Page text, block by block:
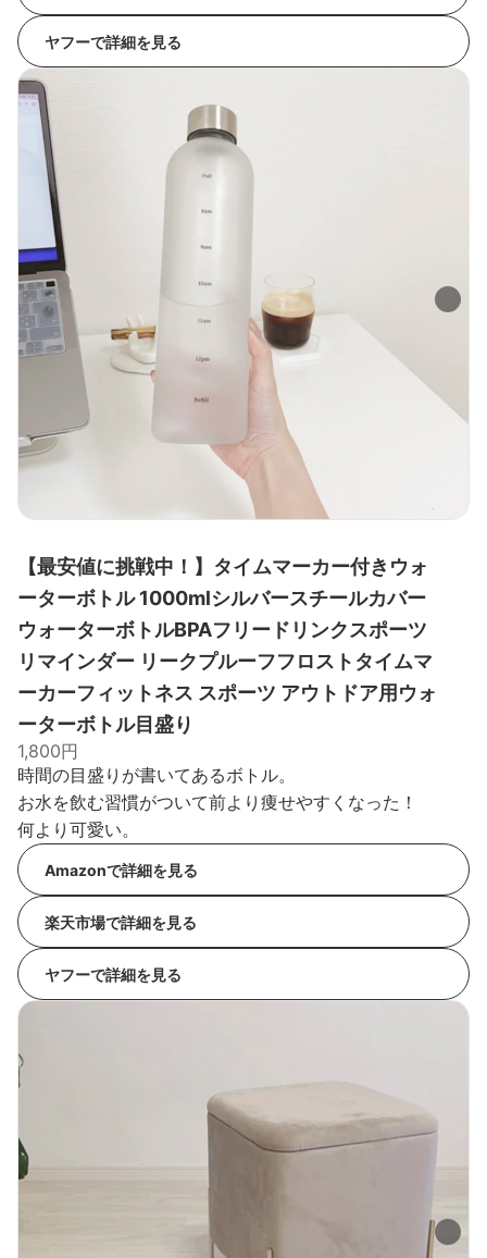
ヤフーで詳細を見る
【最安値に挑戦中！】タイムマーカー付きウォ
ーターボトル 1000mlシルバースチールカバー
ウォーターボトルBPAフリードリンクスポーツ
リマインダー リークプルーフフロストタイムマ
ーカーフィットネス スポーツ アウトドア用ウォ
ーターボトル目盛り
1,800円
時間の目盛りが書いてあるボトル。
お水を飲む習慣がついて前より痩せやすくなった！
何より可愛い。
Amazonで詳細を見る
楽天市場で詳細を見る
ヤフーで詳細を見る